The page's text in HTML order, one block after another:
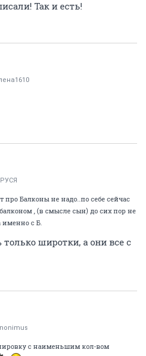
Так и есть!
про Балконы не надо..по себе сейчас
, (в смысле сын) до сих пор не
именно с Б.
только широтки, а они все с
с наименьшим кол-вом